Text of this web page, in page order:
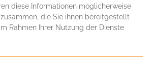
diese Informationen möglicherweise
die Sie ihnen bereitgestellt
Rahmen Ihrer Nutzung der Dienste
Lutherstrasse 37
69120 Heidelberg
+49 6221 455820